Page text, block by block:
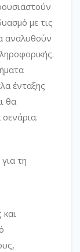
με τις
αναλυθούν
ένταξης
θα
τη
και